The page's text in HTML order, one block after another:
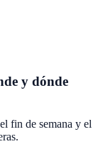
y dónde
fin de semana y el